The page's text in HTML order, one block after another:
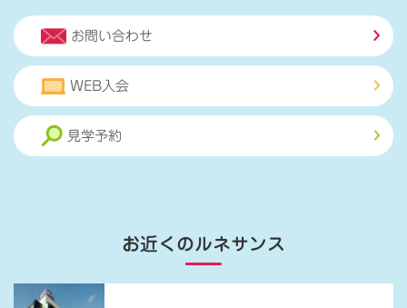
お問い合わせ
WEB入会
見学予約
お近くのルネサンス